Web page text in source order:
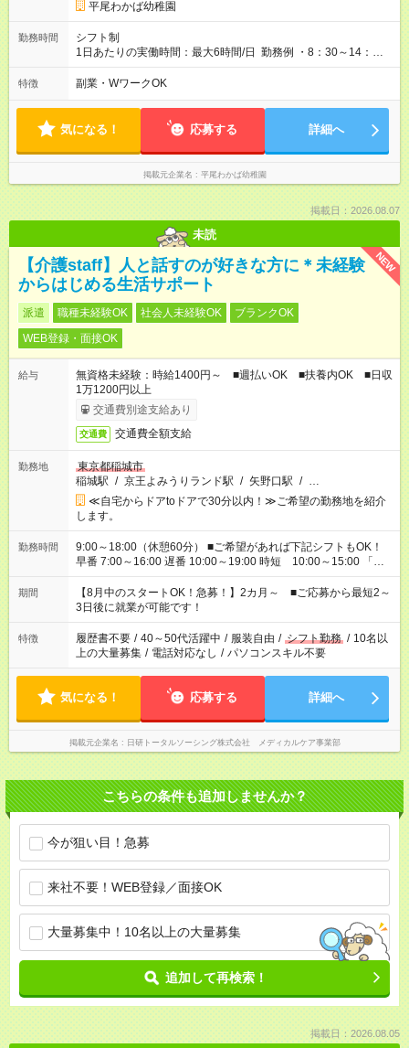
平尾わかば幼稚園
勤務時間
シフト制
1日あたりの実働時間：最大6時間/日 勤務例 ・8：30～14：
30（9：00～14：00）（保育補助） ・7：50～13：50（9：30
～15：30）（保育補助＋バス添乗） ・14：00～18：00（14：
りバス添乗（交代制）） ・夏休み等の預かり4～5時間、午前・
午後
特徴 副業・WワークOK
気になる！ 応募する 詳細へ
掲載元企業名 平尾わかば幼稚園
掲載日：2026.08.07
未読
NEW
【介護staff】人と話すのが好きな方に＊未経験
からはじめる生活サポート
派遣 職種未経験OK 社会人未経験OK
ブランクOK
WEB登録・面接OK
給与
無資格未経験：時給1400円～ ■週払いOK ■扶養内OK ■日収
1万1200円以上
交通費別途支給あり
交通費 交通費全額支給
勤務地
東京都稲城市
稲城駅 / 京王よみうりランド駅 / 矢野口駅 / …
≪自宅からドアtoドアで30分以内！≫ご希望の勤務地を紹介
します。
勤務時間
9:00～18:00（休憩60分） ■ご希望があれば下記シフトもOK！
早番 7:00～16:00 遅番 10:00～19:00 時短 10:00～15:00 「家
族と休みを合わせたい」 「余裕を持って夕飯の準備がしたい」
「できれば残業はしたくない」 など、ご希望を教えてください
ね。 ※Wワーク希望の方へ 今ご覧のお仕事で希望する勤務時間
と、もう1つのお仕事の勤務時間。 合計で週40時間を超える場
合は応募できません。
期間
【8月中のスタートOK！急募！】2カ月～ ■ご応募から最短2～
3日後に就業が可能です！
特徴 履歴書不要 / 40～50代活躍中 / 服装自由 / シフト勤務 / 10名以
上の大量募集 / 電話対応なし / パソコンスキル不要
気になる！ 応募する 詳細へ
掲載元企業名 日研トータルソーシング株式会社 メディカルケア事業部
こちらの条件も追加しませんか？
今が狙い目！急募
来社不要！WEB登録／面接OK
大量募集中！10名以上の大量募集
追加して再検索！
掲載日：2026.08.05